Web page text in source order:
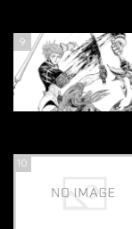
9
10